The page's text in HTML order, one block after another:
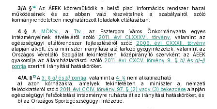
3/A. §14
Az ÁEEK közreműködik a belső piaci információs rendszer hazai
működésének és az abban való részvételnek a szabályairól szóló
kormányrendeletben meghatározott feladatok ellátásában.
4. § A MÖKtv. , aTtv.
, az Esztergom Város Önkormányzata egyes
intézményeinek átvételéről szóló 2011. évi CLXXXVI. törvény, valamint az
egészségügyi ellátórendszer fejlesztéséről szóló
2006. évi CXXXII. törvény
alapján átvett, és a miniszter irányítása alá tartozó gyógyintézetek, valamint az
Országos Vérellátó Szolgálat tekintetében középirányító szervként az ÁEEK
gyakorolja az államháztartásról szóló 2011. évi CXCV. törvény 9. § b) ésg)–j)
pontja szerinti irányítási hatásköröket.
4/A. §15 A 3. § a) és b) pontja , valamint a 4. § nem alkalmazható
a) azon kórházakra, amelyek tekintetében a miniszter a nemzeti
felsőoktatásról szóló 2011. évi CCIV. törvény 97. § (2) vagy (3) bekezdése alapján
egészségügyi felsőoktatási intézményre ruházta át az irányítási hatásköröket, és
b) az Országos Sportegészségügyi Intézetre.